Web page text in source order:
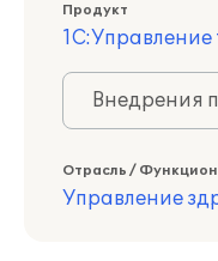
Продукт
1С:Управление
Внедрения
Отрасль /
Управление